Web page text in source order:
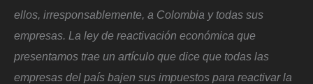
ellos, irresponsablemente, a Colombia y todas sus
empresas. La ley de reactivación económica que
presentamos trae un artículo que dice que todas las
empresas del país bajen sus impuestos para reactivar la